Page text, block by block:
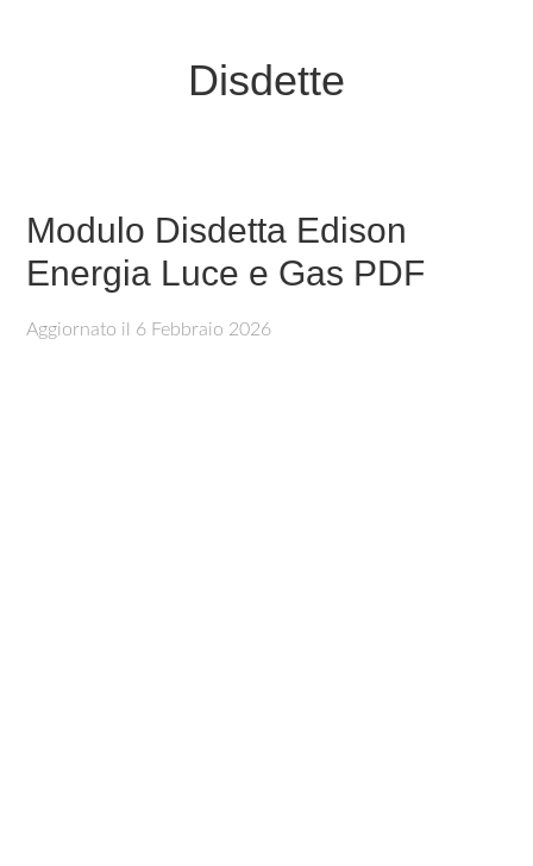
Disdette
Modulo Disdetta Edison
Energia Luce e Gas PDF
Aggiornato il 6 Febbraio 2026